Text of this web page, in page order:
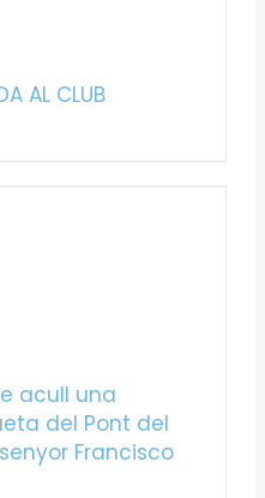
AL CLUB
acull una
del Pont del
Francisco